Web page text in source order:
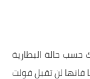
الى 5.4 فولت) وذلك حسب حالة البطارية
فانها لن تقبل فولت